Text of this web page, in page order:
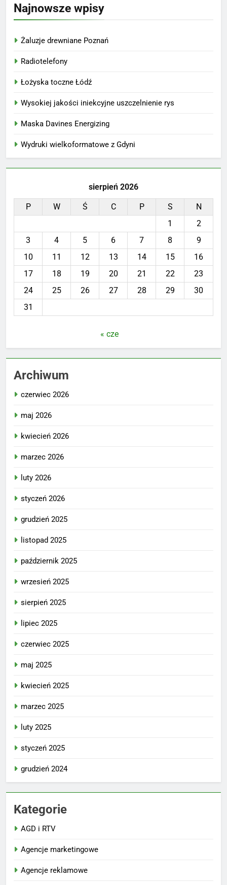
Najnowsze wpisy
Żaluzje drewniane Poznań
Radiotelefony
Łożyska toczne Łódź
Wysokiej jakości iniekcyjne uszczelnienie rys
Maska Davines Energizing
Wydruki wielkoformatowe z Gdyni
sierpień 2026
P W Ś C P S
N
1
2
3
4 5 6 7 8
9
10
11 12 13 14 15
16
17
18 19 20 21 22
23
24
25 26 27 28 29
30
31
« cze
Archiwum
czerwiec 2026
maj 2026
kwiecień 2026
marzec 2026
luty 2026
styczeń 2026
grudzień 2025
listopad 2025
październik 2025
wrzesień 2025
sierpień 2025
lipiec 2025
czerwiec 2025
maj 2025
kwiecień 2025
marzec 2025
luty 2025
styczeń 2025
grudzień 2024
Kategorie
AGD i RTV
Agencje marketingowe
Agencje reklamowe